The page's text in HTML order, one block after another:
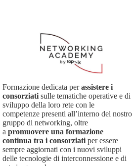
Formazione dedicata perassistere i
consorziati sulle tematiche operative e di
sviluppo della loro rete con le
competenze presenti all’interno del nostro
gruppo di networking, oltre
apromuovere una formazione
continua tra i consorziati per essere
sempre aggiornati con i nuovi sviluppi
delle tecnologie di interconnessione e di